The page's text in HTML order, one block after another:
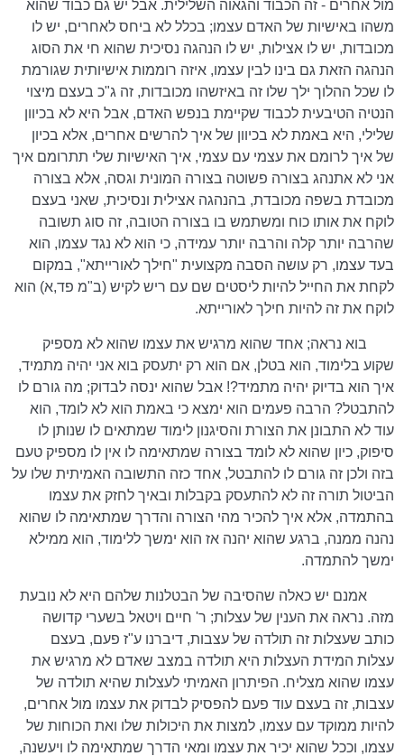
מול אחרים - זה הכבוד והגאוה השלילית. אבל יש גם כבוד שהוא
משהו באישיות של האדם עצמו; בכלל לא ביחס לאחרים, יש לו
מכובדות, יש לו אצילות, יש לו הנהגה נסיכית שהוא חי את הסוג
הנהגה הזאת גם בינו לבין עצמו, איזה רוממות אישיותית שגורמת
לו שכל ההלוך ילך שלו זה באיזשהו מכובדות, זה ג"כ בעצם מיצוי
הנטיה הטיבעית לכבוד שקיימת בנפש האדם, אבל היא לא בכיוון
שלילי, היא באמת לא בכיוון של איך להרשים אחרים, אלא בכיון
של איך לרומם את עצמי עם עצמי, איך האישיות שלי תתרומם איך
אני לא אתנהג בצורה פשוטה בצורה המונית וגסה, אלא בצורה
מכובדת בשפה מכובדת, בהנהגה אצילית ונסיכית, שאני בעצם
לוקח את אותו כוח ומשתמש בו בצורה הטובה, זה סוג תשובה
שהרבה יותר קלה והרבה יותר עמידה, כי הוא לא נגד עצמו, הוא
בעד עצמו, רק עושה הסבה מקצועית "חילך לאורייתא", במקום
לקחת את החייל להיות ליסטים שם עם ריש לקיש (ב"מ פד,א) הוא
לוקח את זה להיות חילך לאורייתא.
בוא נראה; אחד שהוא מרגיש את עצמו שהוא לא מספיק
שקוע בלימוד, הוא בטלן, אם הוא רק יתעסק בוא אני יהיה מתמיד,
איך הוא בדיוק יהיה מתמיד?! אבל שהוא ינסה לבדוק; מה גורם לו
להתבטל? הרבה פעמים הוא ימצא כי באמת הוא לא לומד, הוא
עוד לא התבונן את הצורת והסיגנון לימוד שמתאים לו שנותן לו
סיפוק, כיון שהוא לא לומד בצורה שמתאימה לו אין לו מספיק טעם
בזה ולכן זה גורם לו להתבטל, אחד כזה התשובה האמיתית שלו על
הביטול תורה זה לא להתעסק בקבלות ובאיך לחזק את עצמו
בהתמדה, אלא איך להכיר מהי הצורה והדרך שמתאימה לו שהוא
נהנה ממנה, ברגע שהוא יהנה אז הוא ימשך ללימוד, הוא ממילא
ימשך להתמדה.
אמנם יש כאלה שהסיבה של הבטלנות שלהם היא לא נובעת
מזה. נראה את הענין של עצלות; ר' חיים ויטאל בשערי קדושה
כותב שעצלות זה תולדה של עצבות, דיברנו ע"ז פעם, בעצם
עצלות המידת העצלות היא תולדה במצב שאדם לא מרגיש את
עצמו שהוא מצליח. הפיתרון האמיתי לעצלות שהיא תולדה של
עצבות, זה בעצם עוד פעם להפסיק לבדוק את עצמו מול אחרים,
להיות ממוקד עם עצמו, למצות את היכולות שלו ואת הכוחות של
עצמו, וככל שהוא יכיר את עצמו ומאי הדרך שמתאימה לו ויעשנה,